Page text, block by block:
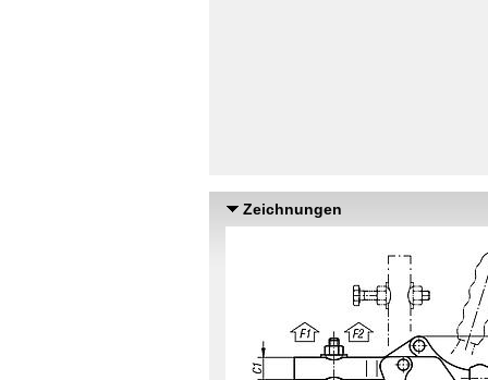
Zeichnungen